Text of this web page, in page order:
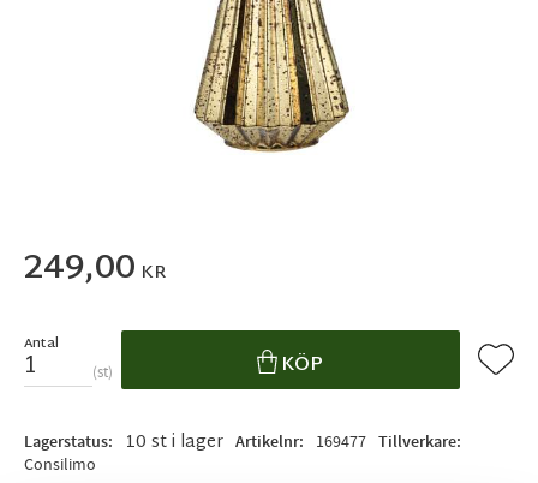
249,00 KR
Antal
st KÖP Lägg
Lagerstatus 10 st i lager Artikelnr 169477 Tillverkare
Consilimo